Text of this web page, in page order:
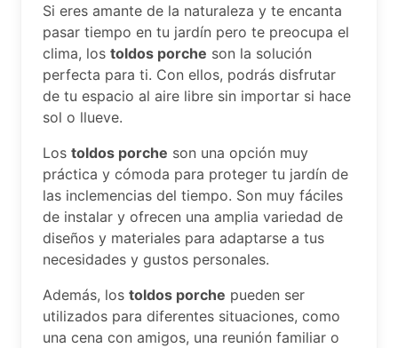
Si eres amante de la naturaleza y te encanta
pasar tiempo en tu jardín pero te preocupa el
clima, los toldos porche son la solución
perfecta para ti. Con ellos, podrás disfrutar
de tu espacio al aire libre sin importar si hace
sol o llueve.
Los toldos porche son una opción muy
práctica y cómoda para proteger tu jardín de
las inclemencias del tiempo. Son muy fáciles
de instalar y ofrecen una amplia variedad de
diseños y materiales para adaptarse a tus
necesidades y gustos personales.
Además, los toldos porche pueden ser
utilizados para diferentes situaciones, como
una cena con amigos, una reunión familiar o